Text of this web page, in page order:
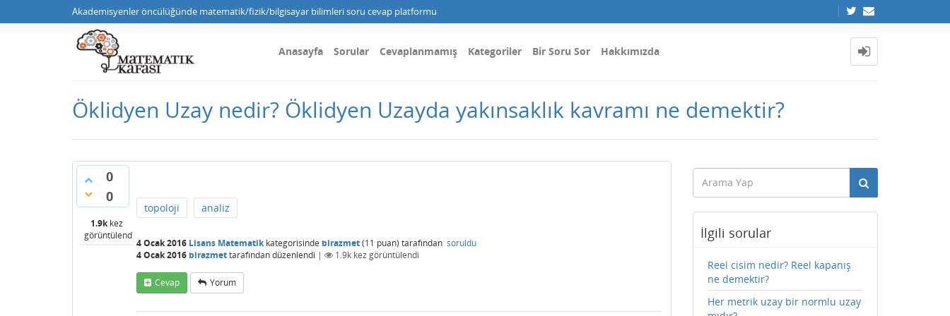
Akademisyenler öncülüğünde matematik/fizik/bilgisayar bilimleri soru cevap platformu
Anasayfa Sorular Cevaplanmamış Kategoriler Bir Soru Sor Hakkımızda
Öklidyen Uzay nedir? Öklidyen Uzayda yakınsaklık kavramı ne demektir?
0
0
1.9kkez
görüntülendi
topoloji analiz
4 Ocak 2016 Lisans Matematikkategorisinde birazmet(11 puan) tarafından soruldu
4 Ocak 2016 birazmettarafındandüzenlendi | 1.9k kez görüntülendi
Cevap Yorum
İlgili sorular
Reel cisim nedir? Reel kapanış
ne demektir?
Her metrik uzay bir normlu uzay